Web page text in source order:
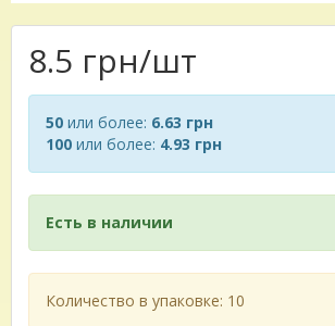
8.5 грн/шт
50 или более: 6.63 грн
100 или более: 4.93 грн
Есть в наличии
Количество в упаковке: 10